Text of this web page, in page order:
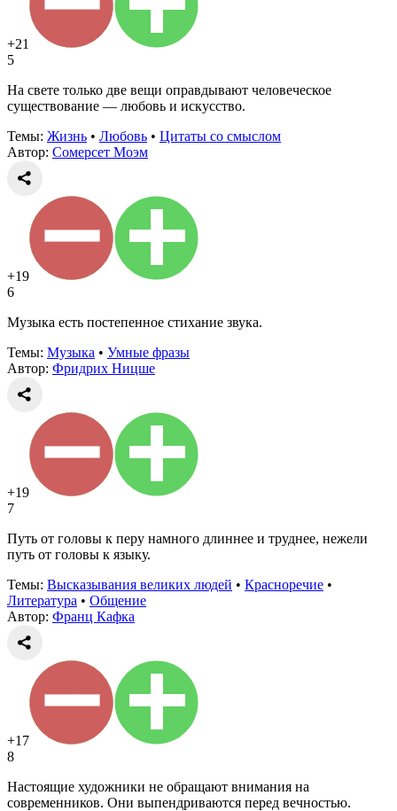
+21
5
На свете только две вещи оправдывают человеческое
существование — любовь и искусство.
Темы: Жизнь • Любовь • Цитаты со смыслом
Автор: Сомерсет Моэм
+19
6
Музыка есть постепенное стихание звука.
Темы: Музыка • Умные фразы
Автор: Фридрих Ницше
+19
7
Путь от головы к перу намного длиннее и труднее, нежели
путь от головы к языку.
Темы: Высказывания великих людей • Красноречие •
Литература • Общение
Автор: Франц Кафка
+17
8
Настоящие художники не обращают внимания на
современников. Они выпендриваются перед вечностью.